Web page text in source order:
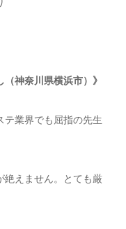
神奈川県横浜市）》
テ業界でも屈指の先生
絶えません。とても厳